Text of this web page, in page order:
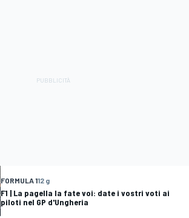
FORMULA 112 g
F1 | La pagella la fate voi: date i vostri voti ai
piloti nel GP d'Ungheria